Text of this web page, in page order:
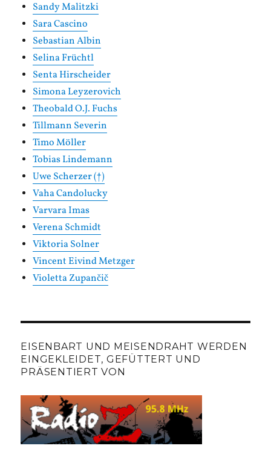
Sandy Malitzki
Sara Cascino
Sebastian Albin
Selina Früchtl
Senta Hirscheider
Simona Leyzerovich
Theobald O.J. Fuchs
Tillmann Severin
Timo Möller
Tobias Lindemann
Uwe Scherzer (†)
Vaha Candolucky
Varvara Imas
Verena Schmidt
Viktoria Solner
Vincent Eivind Metzger
Violetta Zupančič
EISENBART UND MEISENDRAHT WERDEN
EINGEKLEIDET, GEFÜTTERT UND
PRÄSENTIERT VON